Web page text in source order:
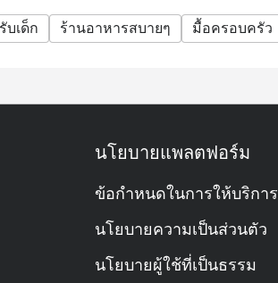
ๆ ได้
ก่อนใช้ส่วนลด
Hyatt Erawan ครับ อยู่ตรงชั้นล็อบบี้เลย
บริการทั้งมื้อเช้า กลางวัน เย็น
บเด็ก ร้านอาหารสบายๆ มื้อครอบครัว
นโยบายแพลตฟอร์ม
ข้อกำหนดในการให้บริการ
นโยบายความเป็นส่วนตัว
นโยบายผู้ใช้ที่เป็นธรรม